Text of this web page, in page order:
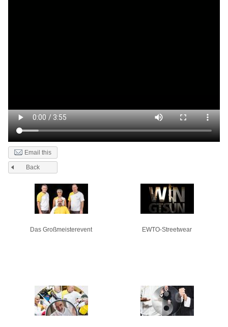
Email this
Back
Das Großmeisterevent EWTO-Streetwear
Pages